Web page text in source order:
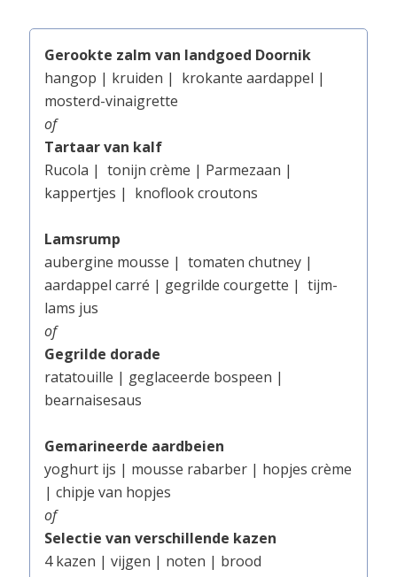
Gerookte zalm van landgoed Doornik
hangop | kruiden | krokante aardappel |
mosterd-vinaigrette
of
Tartaar van kalf
Rucola | tonijn crème | Parmezaan |
kappertjes | knoflook croutons
Lamsrump
aubergine mousse | tomaten chutney |
aardappel carré | gegrilde courgette | tijm-
lams jus
of
Gegrilde dorade
ratatouille | geglaceerde bospeen |
bearnaisesaus
Gemarineerde aardbeien
yoghurt ijs | mousse rabarber | hopjes crème
| chipje van hopjes
of
Selectie van verschillende kazen
4 kazen | vijgen | noten | brood